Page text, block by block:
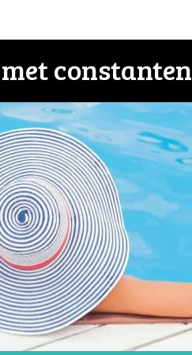
constanten